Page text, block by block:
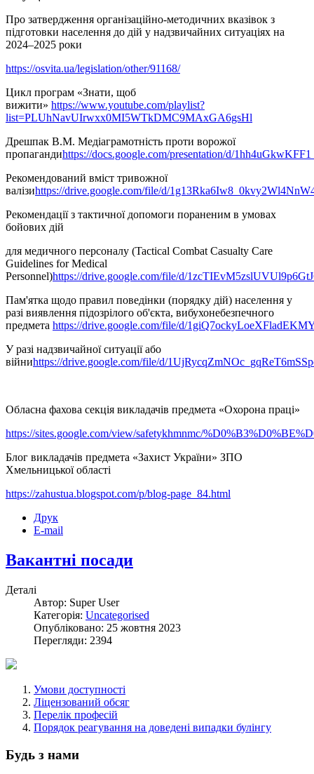
Про затвердження організаційно-методичних вказівок з
підготовки населення до дій у надзвичайних ситуаціях на
2024–2025 роки
https://osvita.ua/legislation/other/91168/
Цикл програм «Знати, щоб
вижити» https://www.youtube.com/playlist?
list=PLUhNavUIrwxx0MI5WTkDMC9MAxGA6gsHl
Дрешпак В.М. Медіаграмотність проти ворожої
пропагандиhttps://docs.google.com/presentation/d/
Рекомендований вміст тривожної
валізиhttps://drive.google.com/file/d/
Рекомендації з тактичної допомоги пораненим в умовах
бойових дій
для медичного персоналу (Tactical Combat Casualty Care
Guidelines for Medical
Personnel)https://drive.google.com/file/d/
Пам'ятка щодо правил поведінки (порядку дій) населення у
разі виявлення підозрілого об'єкта, вибухонебезпечного
предмета https://drive.google.com/file/d/
У разі надзвичайної ситуації або
війниhttps://drive.google.com/file/d/
Обласна фахова секція викладачів предмета «Охорона праці»
https://sites.google.com/view/safetykhmnmc/
Блог викладачів предмета «Захист України» ЗПО
Хмельницької області
https://zahustua.blogspot.com/p/blog-page_84.html
Друк
E-mail
Вакантні посади
Деталі
Автор: Super User
Категорія: Uncategorised
Опубліковано: 25 жовтня 2023
Перегляди: 2394
Умови доступності
Ліцензований обсяг
Перелік професій
Порядок реагування на доведені випадки булінгу
Будь з нами